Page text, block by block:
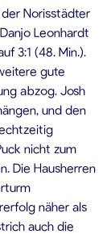
Norisstädter
Leonhardt
3:1 (48. Min.).
gute
abzog. Josh
und den
nicht zum
Die Hausherren
näher als
auch die